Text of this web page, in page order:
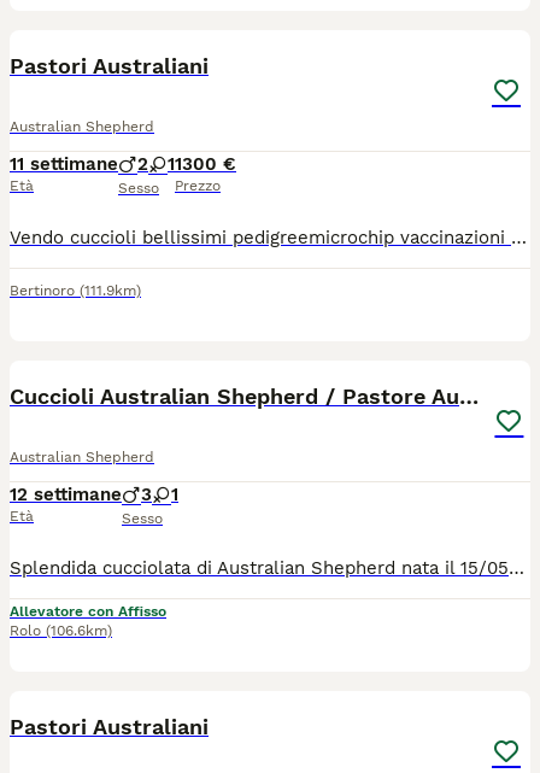
Pastori Australiani
Australian Shepherd
11 settimane
Età
2 1
Sesso
1300 €
Prezzo
Vendo cuccioli bellissimi pedigreemicrochip vaccinazioni e controlli ottima linea di sangue.. … possibilità di vedere i genitori..
Bertinoro (111.9km)
Cuccioli Australian Shepherd / Pastore Australiano
Australian Shepherd
12 settimane
Età
3 1
Sesso
Splendida cucciolata di Australian Shepherd nata il 15/05/2026 presso l'allevamento professionale RIESHOF. I cuccioli saranno pronti per entrare a far parte delle loro nuove famiglie a partire da metà luglio 2026. I nostri Aussie cercano famiglie attive, dinamiche e responsabili, pronte a condividere la vita con un cane straordinario. Disponibilità: Black Tricolor (Maschi e Femmine) Blue Merle (Maschi e Femmine) Red Merle (Maschi) Cresciuti in un ambiente sereno, con amore, dedizione e massima attenzione alla salute. Se desiderate accogliere un compagno di vita intelligente, affettuoso e fedele, saremo felici di conoscervi e guidarvi nella scelta del cucciolo ideale per voi. Contatti e Informazioni: Telefono: 3887711311 (anche WhatsApp per foto e dettagli) Venite a scoprire il nostro allevamento sui nostri canali social: Facebook: Rieshof Instagram: @rieshofdogresort TikTok: @rieshofdogresort
Allevatore con Affisso
Rolo (106.6km)
Pastori Australiani